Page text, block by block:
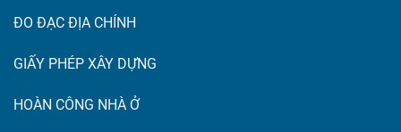
ĐO ĐẠC ĐỊA CHÍNH
GIẤY PHÉP XÂY DỰNG
HOÀN CÔNG NHÀ Ở